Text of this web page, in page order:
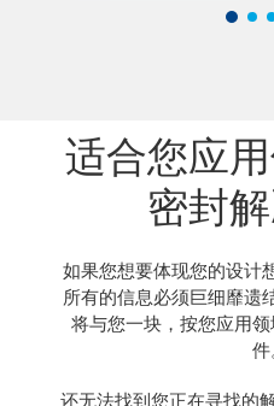
适合您应
密封
如果您想要体现您的设计
所有的信息必须巨细靡遗
将与您一块，按您应用
件
还无法找到您正在寻找的